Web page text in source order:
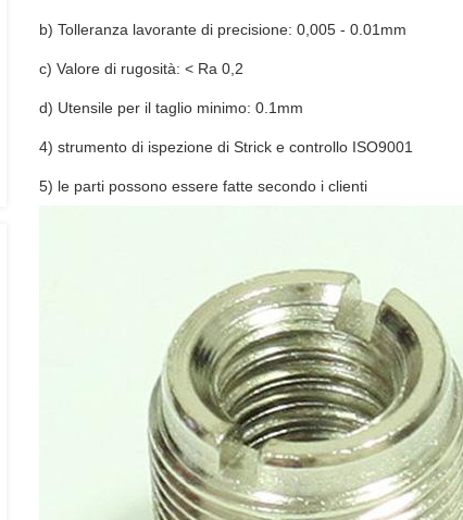
b) Tolleranza lavorante di precisione: 0,005 - 0.01mm
c) Valore di rugosità: < Ra 0,2
d) Utensile per il taglio minimo: 0.1mm
4) strumento di ispezione di Strick e controllo ISO9001
5) le parti possono essere fatte secondo i clienti